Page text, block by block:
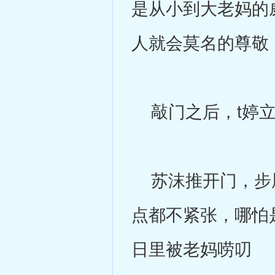
是从小到大老妈
人就会莫名的尊
敲门之后，t婷
苏沫推开门，步
点都不紧张，哪
日里被老妈唠叨